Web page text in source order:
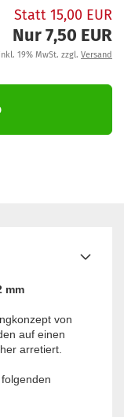
Statt 15,00 EUR
Nur 7,50 EUR
inkl. 19% MwSt. zzgl. Versand
mm
von
auf einen
arretiert.